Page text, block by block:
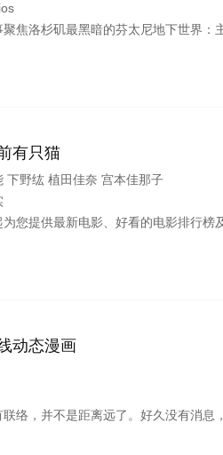
：主角托马斯·布莱克威尔本是一名致力于终结芬太尼交易的执法者，却意外陷入致命陷阱，被心狠手辣的芬太尼犯罪集团追杀，同时遭到从中牟利的腐败势力背太多毒鸡汤告诉你，你想要的岁月
有只猫
下野纮 植田佳奈 宫本佳那子
供最新电影、好看的电影排行榜及电影下载，手机在
动态漫画
好久没有消息，并不是关心没了。从成为朋友那刻起你就不曾远离，就注定扎根在我心里。其实朋友就是这样，无需想起，因为从未忘记